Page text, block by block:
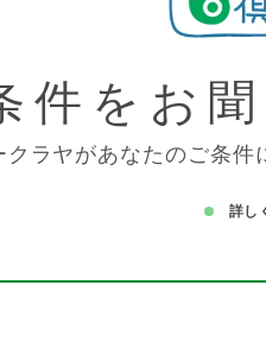
件を お
クラヤがあなたのご条件
詳し